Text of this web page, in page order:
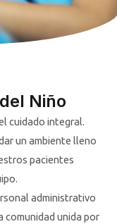
Niño
cuidado integral.
un ambiente lleno
pacientes
administrativo
comunidad unida por